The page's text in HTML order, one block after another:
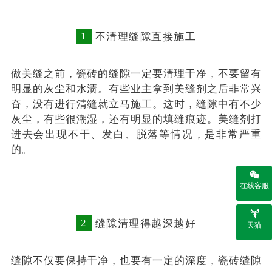
1 不清理缝隙直接施工
做美缝之前，瓷砖的缝隙一定要清理干净，不要留有
明显的灰尘和水渍。有些业主拿到美缝剂之后非常兴
奋，没有进行清缝就立马施工。这时，缝隙中有不少
灰尘，有些很潮湿，还有明显的填缝痕迹。美缝剂打
进去会出现不干、发白、脱落等情况，是非常严重
的。
2 缝隙清理得越深越好
缝隙不仅要保持干净，也要有一定的深度，瓷砖缝隙
在线客服
天猫